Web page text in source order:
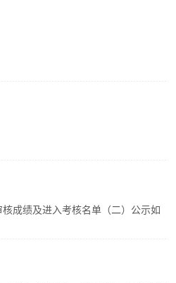
成绩及进入考核名单（二）公示如